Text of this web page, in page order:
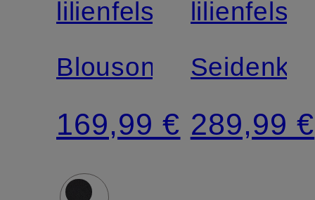
lilienfels
Blouson
169,99 €
lilienfels
289,99 €